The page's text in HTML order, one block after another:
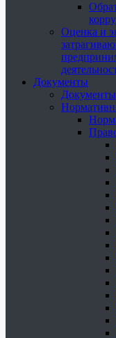
Оценка и
Документы
Документы